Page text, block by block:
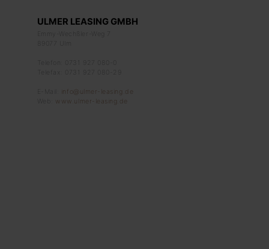
ULMER LEASING GMBH
info@ulmer-leasing.de
www.ulmer-leasing.de